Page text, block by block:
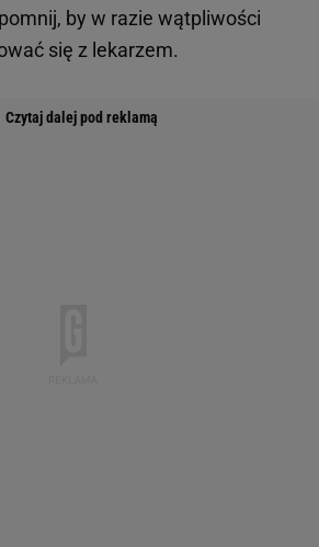
by w razie wątpliwości
się z lekarzem.